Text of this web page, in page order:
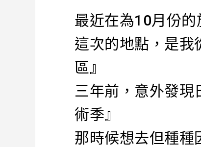
最近在為10月份的
這次的地點，是我
區』
三年前，意外發現
術季』
那時候想去但種種